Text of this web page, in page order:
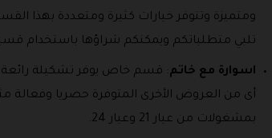
تلبي متطلباتكم ويمكنكم شراؤها باستخدام
اسوارة مع خاتم: قسم خاص يوفر تشكيلة
بمشغولات من عيار 21 وعيار 24.